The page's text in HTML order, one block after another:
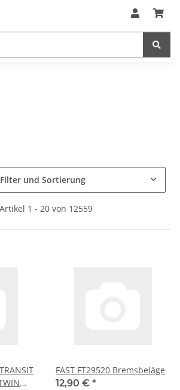
Filter und Sortierung
Artikel 1 - 20 von 12559
FAST FT29520 Bremsbeläge
12,90 € *